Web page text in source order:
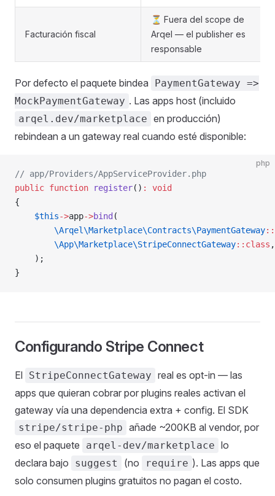
Facturación fiscal
⏳ Fuera del scope de
Arqel — el publisher es
responsable
Por defecto el paquete bindea
PaymentGateway =>
MockPaymentGateway . Las apps host (incluido
arqel.dev/marketplace en producción)
rebindean a un gateway real cuando esté disponible:
php
// app/Providers/AppServiceProvider.php
public function register() :
void
{
    $this
->app->bind (
        \Arqel\Marketplace\Contracts\PaymentGateway
        \App\Marketplace\StripeConnectGateway
::class ,
    );
}
Configurando Stripe Connect
El StripeConnectGateway real es opt-in — las
apps que quieran cobrar por plugins reales activan el
gateway vía una dependencia extra + config. El SDK
stripe/stripe-php añade ~200KB al vendor, por
eso el paquete
arqel-dev/marketplace lo
declara bajo
suggest (no require ). Las apps que
solo consumen plugins gratuitos no pagan el costo.